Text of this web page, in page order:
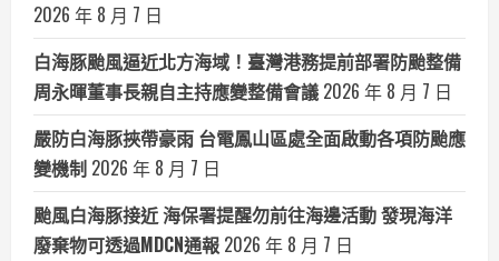
2026 年 8 月 7 日
白海豚颱風逼近北方海域！臺灣港務提前部署防颱整備
周永暉董事長親自主持應變整備會議 2026 年 8 月 7 日
嚴防白海豚挾帶豪雨 台電鳳山區處全面啟動各項防颱應
變機制 2026 年 8 月 7 日
颱風白海豚接近 海保署提醒勿前往海邊活動 發現海洋
廢棄物可透過MDCN通報 2026 年 8 月 7 日